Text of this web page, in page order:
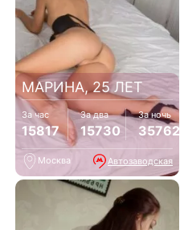
МАРИНА, 25 ЛЕТ
За час
15817
За два
15730
За ночь
35762
Москва Автозаводская